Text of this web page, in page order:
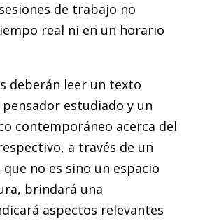
de trabajo no
real ni en un horario
deberán leer un texto
estudiado y un
contemporáneo acerca del
a través de un
no es sino un espacio
brindará una
aspectos relevantes